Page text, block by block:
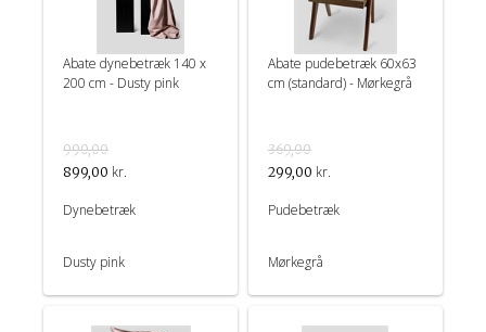
Abate dynebetræk 140 x
200 cm - Dusty pink
990,00
899,00 kr.
Dynebetræk
Dusty pink
Abate pudebetræk 60x63
cm (standard) - Mørkegrå
369,00
299,00 kr.
Pudebetræk
Mørkegrå